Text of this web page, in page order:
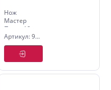
Нож
Мастер
Плюс, 18
мм, +3
лезвия
Политех
Quality
Артикул: 9004104